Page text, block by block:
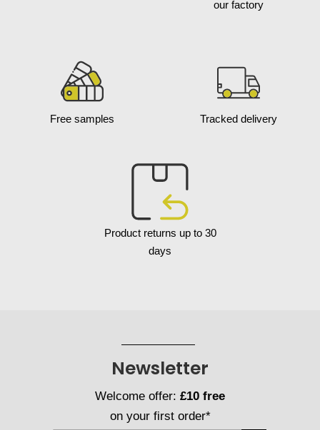
our factory
Free samples Tracked delivery
Product returns up to 30
days
Newsletter
Welcome offer: £10 free
on your first order*